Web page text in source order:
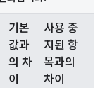
기본
값과
의 차
이
사용 중
지된 항
목과의
차이